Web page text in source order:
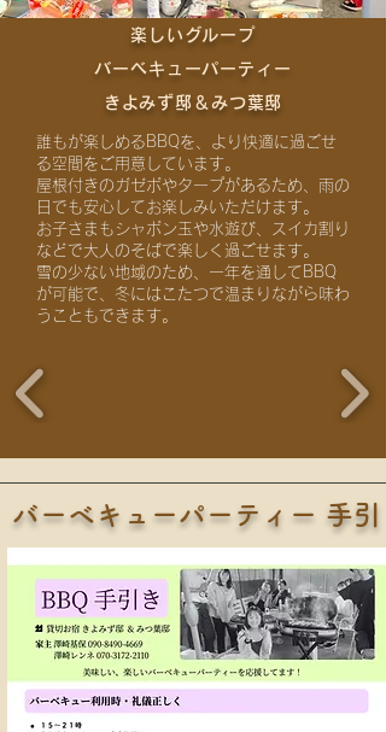
楽しいグループ
バーベキューパーティー
きよみず邸＆みつ葉邸
誰もが楽しめるBBQを、より快適に過ごせ
る空間をご用意しています。
屋根付きのガゼボやタープがあるため、雨の
日でも安心してお楽しみいただけます。
お子さまもシャボン玉や水遊び、スイカ割り
などで大人のそばで楽しく過ごせます。
雪の少ない地域のため、一年を通してBBQ
が可能で、冬にはこたつで温まりながら味わ
うこともできます。
バーベキューパーティー 手引